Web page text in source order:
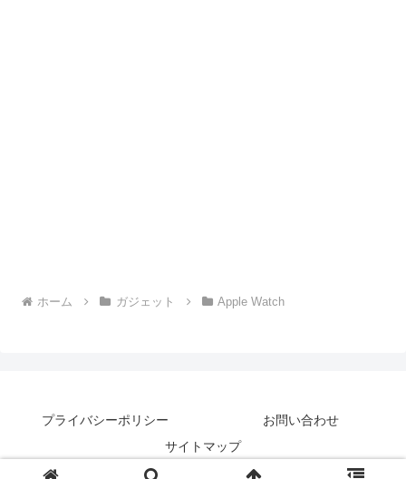
ホーム ガジェット Apple Watch
プライバシーポリシー
お問い合わせ
サイトマップ